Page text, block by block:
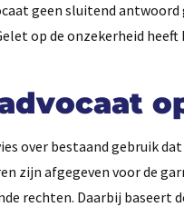
geen sluitend
op de onzekerheid
over bestaand gebruik
zijn afgegeven voor de
rechten. Daarbij baseert